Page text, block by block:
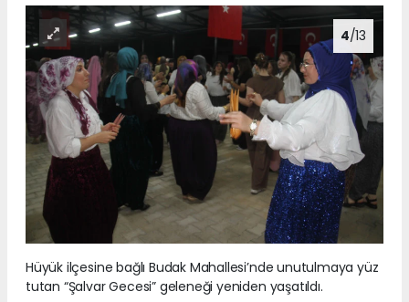
4/13
Hüyük ilçesine bağlı Budak Mahallesi’nde unutulmaya yüz
tutan “Şalvar Gecesi” geleneği yeniden yaşatıldı.